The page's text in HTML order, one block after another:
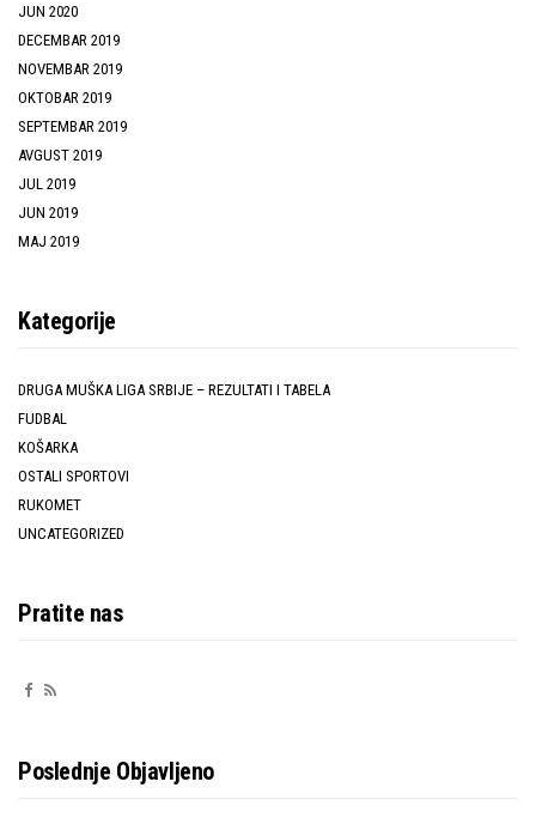
JUN 2020
DECEMBAR 2019
NOVEMBAR 2019
OKTOBAR 2019
SEPTEMBAR 2019
AVGUST 2019
JUL 2019
JUN 2019
MAJ 2019
Kategorije
DRUGA MUŠKA LIGA SRBIJE – REZULTATI I TABELA
FUDBAL
KOŠARKA
OSTALI SPORTOVI
RUKOMET
UNCATEGORIZED
Pratite nas
Poslednje Objavljeno